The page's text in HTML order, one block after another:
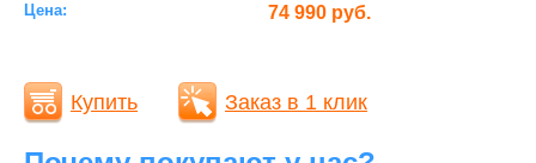
Цена:
74 990 руб.
Купить Заказ в 1 клик